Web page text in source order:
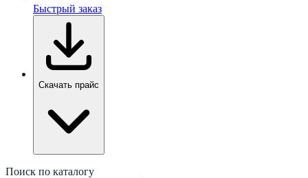
Быстрый заказ
Скачать прайс
Поиск по каталогу